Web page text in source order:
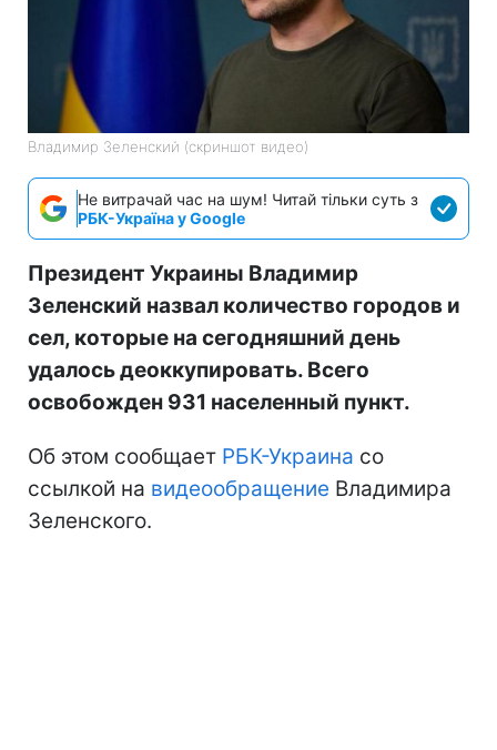
Владимир Зеленский (скриншот видео)
Не витрачай час на шум! Читай тільки суть з
РБК-Україна у Google
Президент Украины Владимир
Зеленский назвал количество городов и
сел, которые на сегодняшний день
удалось деоккупировать. Всего
освобожден 931 населенный пункт.
Об этом сообщает РБК-Украина со
ссылкой на видеообращение Владимира
Зеленского.